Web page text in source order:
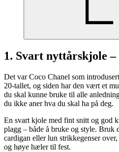
1. Svart nyttårskjole
Det var Coco Chanel som
20-tallet, og siden har den vært et
du skal kunne bruke til alle
du ikke aner hva du skal ha på deg.
En svart kjole med fint snitt og god
plagg – både å bruke og style. Bruk
cardigan eller lun strikkegenser
og høye hæler til fest.